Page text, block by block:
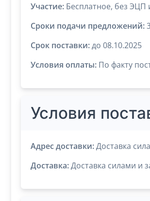
Участие:Бесплатное, без ЭЦП
Сроки подачи предложений:
Срок поставки:до 08.10.2025
Условия оплаты:По факту
Условия
Адрес доставки:Доставка
Доставка:Доставка силами и